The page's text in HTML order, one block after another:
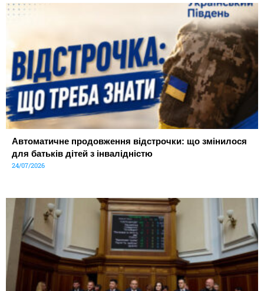
Автоматичне продовження відстрочки: що змінилося
для батьків дітей з інвалідністю
24/07/2026